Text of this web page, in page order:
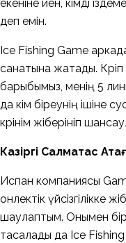
екеніне иен, кімді
деп емін.
Ice Fishing Game
санатына жатады.
барыбымыз, менің 5
да кім біреунің ішіне
көрінім жіберініп
Казіргі Салмақтас
Испан компаниясы
онлектік үйсізгілікке
шаулаптым. Онымен
тасалады да Ice